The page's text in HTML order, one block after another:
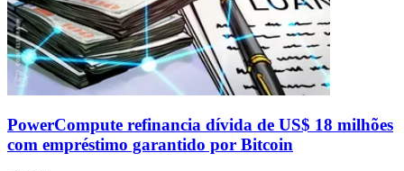
PowerCompute refinancia dívida de US$ 18 milhões
com empréstimo garantido por Bitcoin